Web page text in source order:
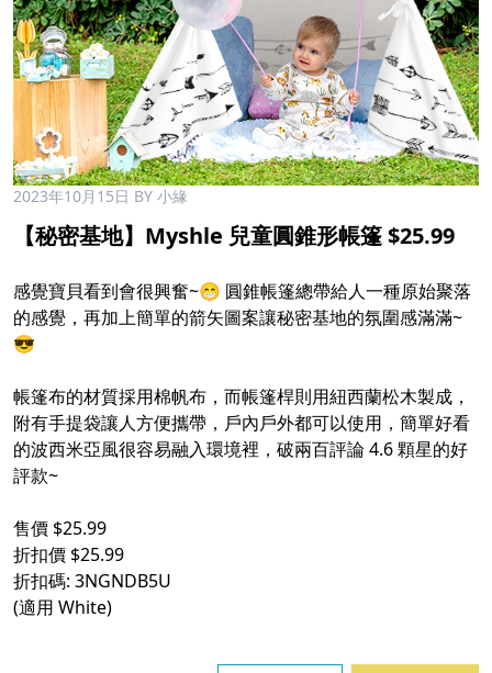
2023年10月15日 BY 小緣
【秘密基地】Myshle 兒童圓錐形帳篷 $25.99
感覺寶貝看到會很興奮~😁 圓錐帳篷總帶給人一種原始聚落
的感覺，再加上簡單的箭矢圖案讓秘密基地的氛圍感滿滿~
😎
帳篷布的材質採用棉帆布，而帳篷桿則用紐西蘭松木製成，
附有手提袋讓人方便攜帶，戶內戶外都可以使用，簡單好看
的波西米亞風很容易融入環境裡，破兩百評論 4.6 顆星的好
評款~
售價 $25.99
折扣價 $25.99
折扣碼: 3NGNDB5U
(適用 White)